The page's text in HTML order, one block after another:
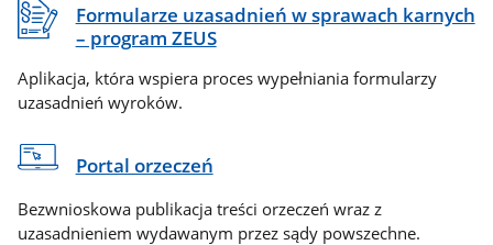
Formularze uzasadnień w sprawach karnych
– program ZEUS
Aplikacja, która wspiera proces wypełniania formularzy
uzasadnień wyroków.
Portal orzeczeń
Bezwnioskowa publikacja treści orzeczeń wraz z
uzasadnieniem wydawanym przez sądy powszechne.